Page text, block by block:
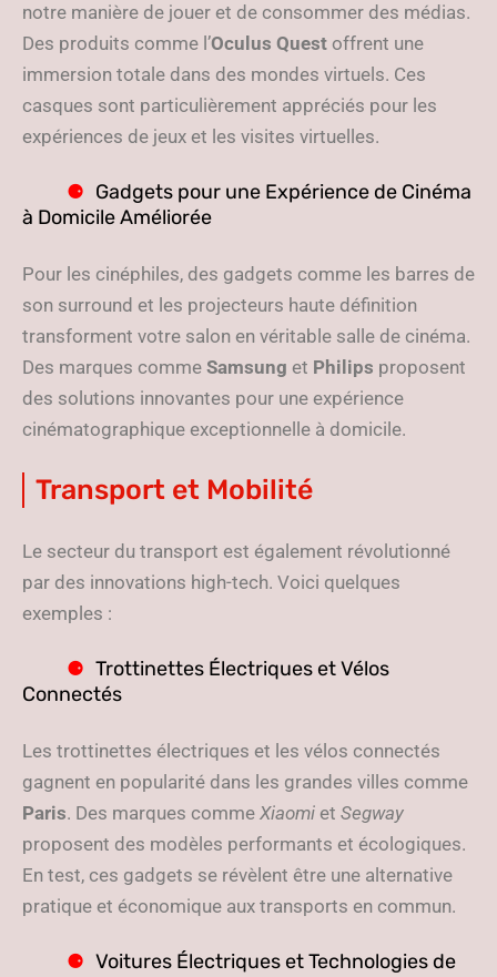
notre manière de jouer et de consommer des médias.
Des produits comme l’Oculus Quest offrent une
immersion totale dans des mondes virtuels. Ces
casques sont particulièrement appréciés pour les
expériences de jeux et les visites virtuelles.
Gadgets pour une Expérience de Cinéma
à Domicile Améliorée
Pour les cinéphiles, des gadgets comme les barres de
son surround et les projecteurs haute définition
transforment votre salon en véritable salle de cinéma.
Des marques comme Samsung et Philips proposent
des solutions innovantes pour une expérience
cinématographique exceptionnelle à domicile.
Transport et Mobilité
Le secteur du transport est également révolutionné
par des innovations high-tech. Voici quelques
exemples :
Trottinettes Électriques et Vélos
Connectés
Les trottinettes électriques et les vélos connectés
gagnent en popularité dans les grandes villes comme
Paris. Des marques comme Xiaomi et Segway
proposent des modèles performants et écologiques.
En test, ces gadgets se révèlent être une alternative
pratique et économique aux transports en commun.
Voitures Électriques et Technologies de